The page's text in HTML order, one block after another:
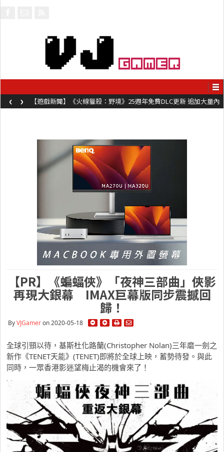
【遊戲新聞】《火線獵殺：野境》25週年免費DLC更新 追加大量內
容同時系舊作限時超平價折扣
‹ ›
【PR】《蝙蝠俠》「夜神三部曲」俠影
再現大銀幕 IMAX巨幕版同步震撼回
歸！
ByVJGameron 2020-05-18
全球引頸以待， 基斯杜化路蘭(Christopher Nolan)三年磨一劍之
新作《TENET天能》(TENET)即將於全球上映，蓄勢待發。與此
同時，一眾香港影迷望梅止渴的機會來了！